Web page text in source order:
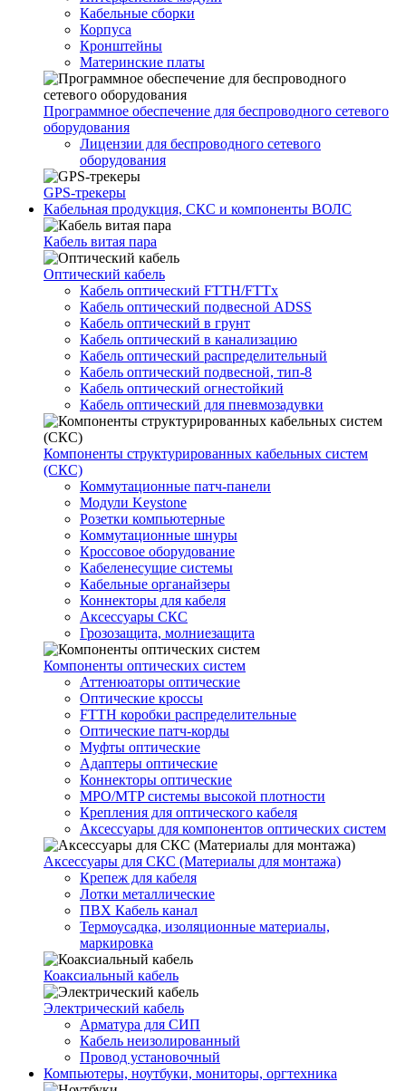
Кабельные сборки
Корпуса
Кронштейны
Материнские платы
Программное обеспечение для беспроводного сетевого
оборудования
Лицензии для беспроводного сетевого
оборудования
GPS-трекеры
Кабельная продукция, СКС и компоненты ВОЛС
Кабель витая пара
Оптический кабель
Кабель оптический FTTH/FTTx
Кабель оптический подвесной ADSS
Кабель оптический в грунт
Кабель оптический в канализацию
Кабель оптический распределительный
Кабель оптический подвесной, тип-8
Кабель оптический огнестойкий
Кабель оптический для пневмозадувки
Компоненты структурированных кабельных систем
(СКС)
Коммутационные патч-панели
Модули Keystone
Розетки компьютерные
Коммутационные шнуры
Кроссовое оборудование
Кабеленесущие системы
Кабельные органайзеры
Коннекторы для кабеля
Аксессуары СКС
Грозозащита, молниезащита
Компоненты оптических систем
Аттенюаторы оптические
Оптические кроссы
FTTH коробки распределительные
Оптические патч-корды
Муфты оптические
Адаптеры оптические
Коннекторы оптические
MPO/MTP системы высокой плотности
Крепления для оптического кабеля
Аксессуары для компонентов оптических систем
Аксессуары для СКС (Материалы для монтажа)
Крепеж для кабеля
Лотки металлические
ПВХ Кабель канал
Термоусадка, изоляционные материалы,
маркировка
Коаксиальный кабель
Электрический кабель
Арматура для СИП
Кабель неизолированный
Провод установочный
Компьютеры, ноутбуки, мониторы, оргтехника